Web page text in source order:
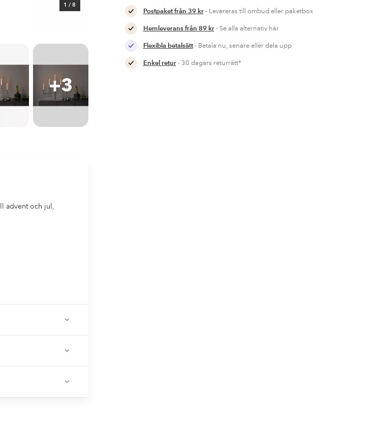
1 / 8
Postpaket från 39 kr- Levereras till ombud eller paketbox
Hemleverans från 89 kr- Se alla alternativ här
Flexibla betalsätt- Betala nu, senare eller dela upp
Enkel retur- 30 dagars returrätt*
+3
advent och jul,